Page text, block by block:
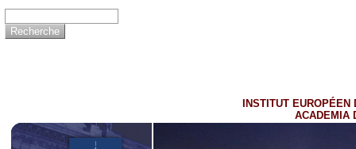
INSTITUT EUROPÉEN
ACADEMIA